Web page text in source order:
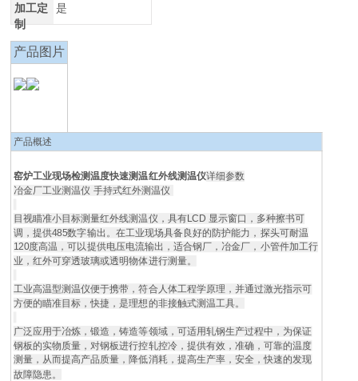
加工定
制
是
产品图片
产品概述
窑炉工业现场检测温度快速测温红外线测温仪详细参数
冶金厂工业测温仪 手持式红外测温仪
目视瞄准小目标测量红外线测温仪，具有LCD 显示窗口，多种擦书可
调，提供485数字输出。在工业现场具备良好的防护能力，探头可耐温
120度高温，可以提供电压电流输出，适合钢厂，冶金厂，小管件加工行
业，红外可穿透玻璃或透明物体进行测量。
工业高温型测温仪便于携带，符合人体工程学原理，并通过激光指示可
方便的瞄准目标，快捷，是理想的非接触式测温工具。
广泛应用于冶炼，锻造，铸造等领域，可适用轧钢生产过程中，为保证
钢板的实物质量，对钢板进行控轧控冷，提供有效，准确，可靠的温度
测量，从而提高产品质量，降低消耗，提高生产率，安全，快速的发现
故障隐患。